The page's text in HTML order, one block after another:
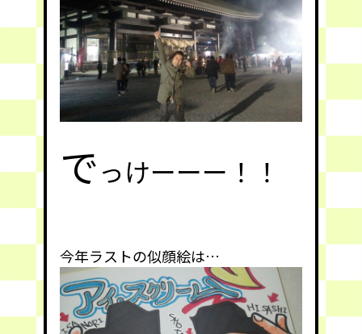
でっけーーー！！
今年ラストの似顔絵は…